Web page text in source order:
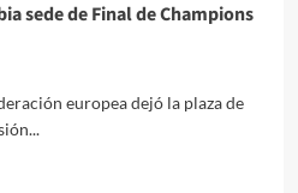
sede de Final de Champions
europea dejó la plaza de